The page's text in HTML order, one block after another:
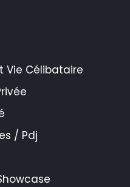
Vie Célibataire
/ Pdj